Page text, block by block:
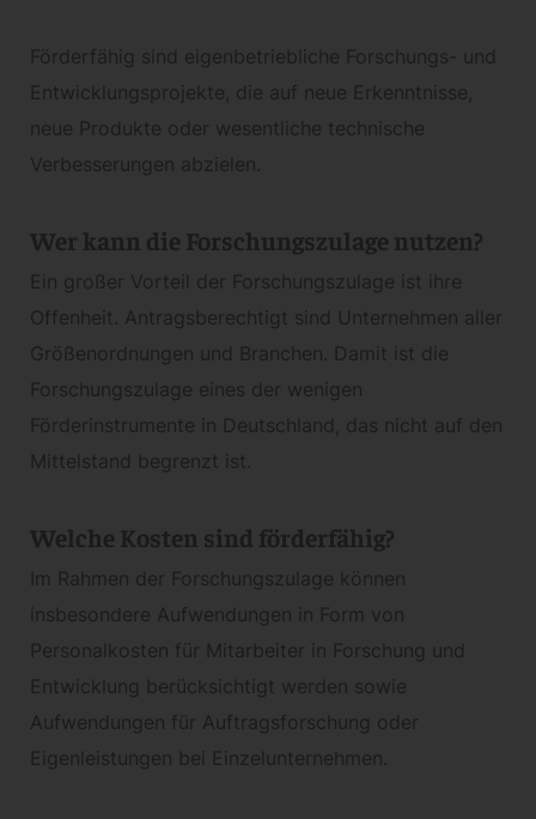
Förderfähig sind eigenbetriebliche Forschungs- und
Entwicklungsprojekte, die auf neue Erkenntnisse,
neue Produkte oder wesentliche technische
Verbesserungen abzielen.
Wer kann die Forschungszulage nutzen?
Ein großer Vorteil der Forschungszulage ist ihre
Offenheit. Antragsberechtigt sind Unternehmen aller
Größenordnungen und Branchen. Damit ist die
Forschungszulage eines der wenigen
Förderinstrumente in Deutschland, das nicht auf den
Mittelstand begrenzt ist.
Welche Kosten sind förderfähig?
Im Rahmen der Forschungszulage können
insbesondere Aufwendungen in Form von
Personalkosten für Mitarbeiter in Forschung und
Entwicklung berücksichtigt werden sowie
Aufwendungen für Auftragsforschung oder
Eigenleistungen bei Einzelunternehmen.